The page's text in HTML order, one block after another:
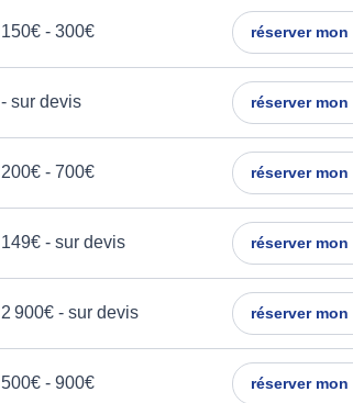
150€ - 300€ réserver
- sur devis réserver
200€ - 700€ réserver
149€ - sur devis réserver
2 900€ - sur devis réserver
500€ - 900€ réserver